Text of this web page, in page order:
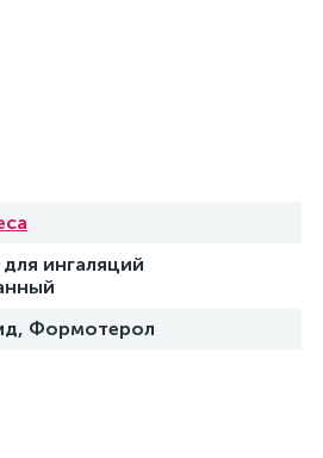
ингаляций
Формотерол